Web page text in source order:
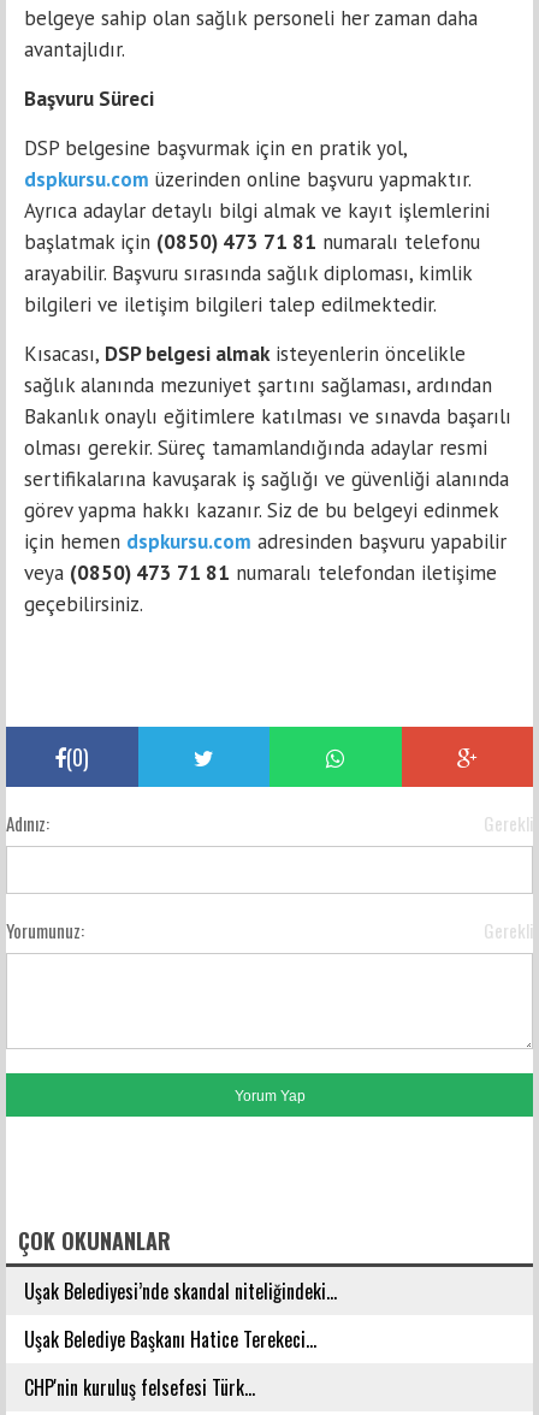
belgeye sahip olan sağlık personeli her zaman daha
avantajlıdır.
Başvuru Süreci
DSP belgesine başvurmak için en pratik yol,
dspkursu.com üzerinden online başvuru yapmaktır.
Ayrıca adaylar detaylı bilgi almak ve kayıt işlemlerini
başlatmak için (0850) 473 71 81 numaralı telefonu
arayabilir. Başvuru sırasında sağlık diploması, kimlik
bilgileri ve iletişim bilgileri talep edilmektedir.
Kısacası, DSP belgesi almakisteyenlerin öncelikle
sağlık alanında mezuniyet şartını sağlaması, ardından
Bakanlık onaylı eğitimlere katılması ve sınavda başarılı
olması gerekir. Süreç tamamlandığında adaylar resmi
sertifikalarına kavuşarak iş sağlığı ve güvenliği alanında
görev yapma hakkı kazanır. Siz de bu belgeyi edinmek
için hemen dspkursu.com adresinden başvuru yapabilir
veya (0850) 473 71 81 numaralı telefondan iletişime
geçebilirsiniz.
(0)
Adınız: Gerekli
Yorumunuz: Gerekli
ÇOK OKUNANLAR
Uşak Belediyesi’nde skandal niteliğindeki...
Uşak Belediye Başkanı Hatice Terekeci...
CHP'nin kuruluş felsefesi Türk...